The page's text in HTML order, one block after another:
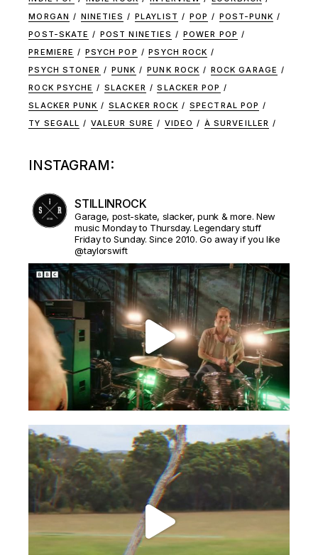
MORGAN
NINETIES PLAYLIST POP
POST-PUNK
POST-SKATE
POST NINETIES
POWER POP
PREMIERE
PSYCH POP
PSYCH ROCK
PSYCH STONER
PUNK PUNK ROCK
ROCK GARAGE
ROCK PSYCHE
SLACKER
SLACKER POP
SLACKER PUNK
SLACKER ROCK
SPECTRAL POP
TY SEGALL
VALEUR SURE VIDEO À SURVEILLER
INSTAGRAM:
STILLINROCK
Garage, post-skate, slacker, punk & more. New
music Monday to Thursday. Legendary stuff
Friday to Sunday. Since 2010. Go away if you like
@taylorswift